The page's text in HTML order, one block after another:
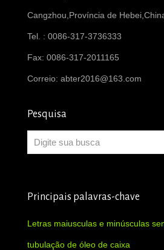
Cangzhou,Província de
Tel. : 0086-317-3736333
Fax: 0086-317-2011165
Correio: abter2016@163.com
Pesquisa
Principais palavras-chave
Letras maiusculas e minúsculas
tubulação de óleo de caixa